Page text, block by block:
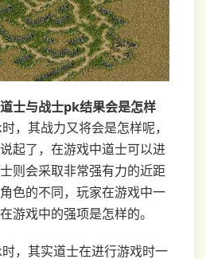
士与战士pk结果会是怎样
，其战力又将会是怎样呢，
起了，在游戏中道士可以进
则会采取非常强有力的近距
色的不同，玩家在游戏中一
游戏中的强项是怎样的。
，其实道士在进行游戏时一